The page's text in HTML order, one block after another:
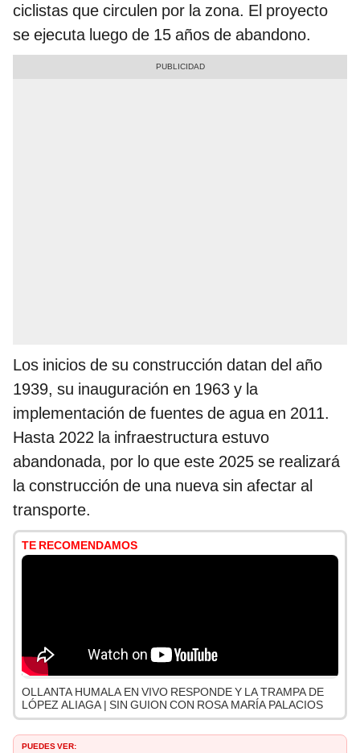
ciclistas que circulen por la zona. El proyecto
se ejecuta luego de 15 años de abandono.
Los inicios de su construcción datan del año
1939, su inauguración en 1963 y la
implementación de fuentes de agua en 2011.
Hasta 2022 la infraestructura estuvo
abandonada, por lo que este 2025 se realizará
la construcción de una nueva sin afectar al
transporte.
TE RECOMENDAMOS
OLLANTA HUMALA EN VIVO RESPONDE Y LA TRAMPA DE
LÓPEZ ALIAGA | SIN GUION CON ROSA MARÍA PALACIOS
PUEDES VER: